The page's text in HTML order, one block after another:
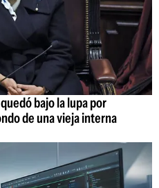
bajo la lupa por
de una vieja interna